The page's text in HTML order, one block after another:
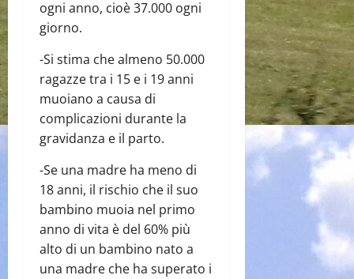
ogni anno, cioè 37.000 ogni
giorno.
-Si stima che almeno 50.000
ragazze tra i 15 e i 19 anni
muoiano a causa di
complicazioni durante la
gravidanza e il parto.
-Se una madre ha meno di
18 anni, il rischio che il suo
bambino muoia nel primo
anno di vita è del 60% più
alto di un bambino nato a
una madre che ha superato i